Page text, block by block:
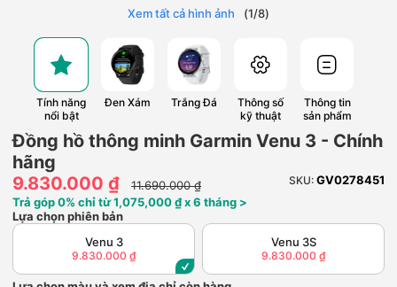
Xem tất cả hình ảnh (1/8)
Tính năng
nổi bật
Đen Xám Trắng Đá
Thông số
kỹ thuật
Thông tin
sản phẩm
Đồng hồ thông minh Garmin Venu 3 - Chính
hãng
9.830.000 ₫
11.690.000 ₫ SKU: GV0278451
Trả góp 0% chỉ từ 1,075,000 ₫ x 6 tháng >
Lựa chọn phiên bản
Venu 3
9.830.000 ₫
Venu 3S
9.830.000 ₫